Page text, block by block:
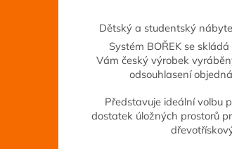
Dětský a studentský
Systém BOŘEK se
Vám český výrobek
odsouhlasení
Představuje ideální volbu
dostatek úložných prostorů